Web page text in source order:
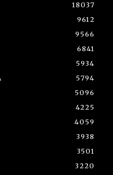
18037
9612
9566
6841
5934
5794
5096
4225
4059
3938
3501
3220